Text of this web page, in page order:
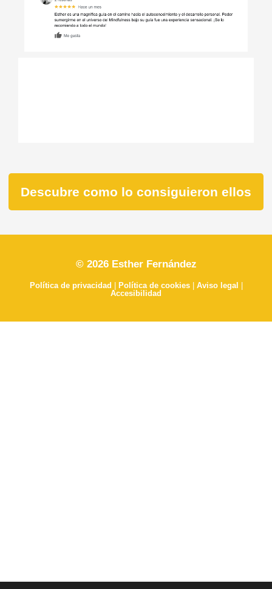
Descubre como lo consiguieron ellos
© 2026 Esther Fernández
Política de privacidad | Política de cookies| Aviso legal |
Accesibilidad